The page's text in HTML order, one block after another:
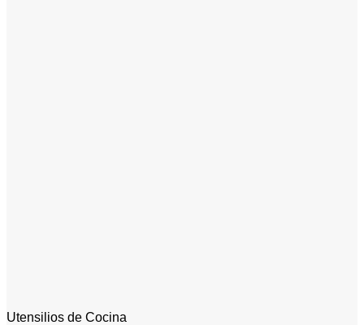
Utensilios de Cocina